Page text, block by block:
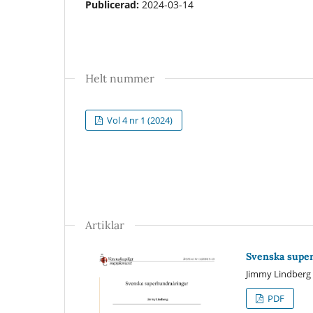
Publicerad: 2024-03-14
Helt nummer
Vol 4 nr 1 (2024)
Artiklar
Svenska
Jimmy Lindberg
PDF